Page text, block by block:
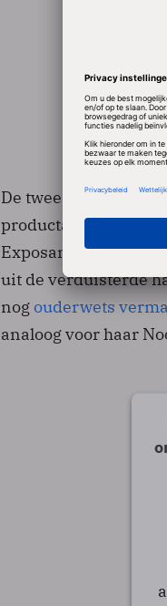
De twee uur
Exposanten en
uit de verduisterde
nogouderwets
analoog voor haar